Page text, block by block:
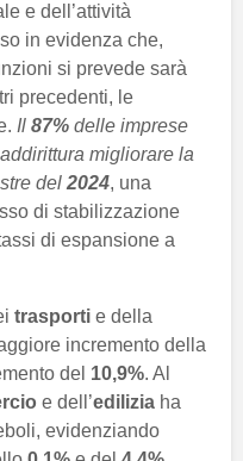
e dell’attività
in evidenza che,
si prevede sarà
precedenti, le
Il 87% delle imprese
migliorare la
del 2024, una
di stabilizzazione
di espansione a
trasporti e della
incremento della
del 10,9%. Al
e dell’edilizia ha
evidenziando